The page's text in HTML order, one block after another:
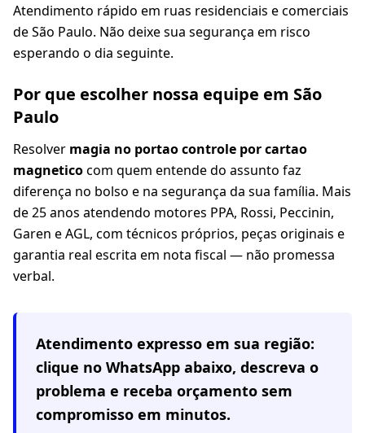
Atendimento rápido em ruas residenciais e comerciais
de São Paulo. Não deixe sua segurança em risco
esperando o dia seguinte.
Por que escolher nossa equipe em São
Paulo
Resolver magia no portao controle por cartao
magneticocom quem entende do assunto faz
diferença no bolso e na segurança da sua família. Mais
de 25 anos atendendo motores PPA, Rossi, Peccinin,
Garen e AGL, com técnicos próprios, peças originais e
garantia real escrita em nota fiscal — não promessa
verbal.
Atendimento expresso em sua região:
clique no WhatsApp abaixo, descreva o
problema e receba orçamento sem
compromisso em minutos.